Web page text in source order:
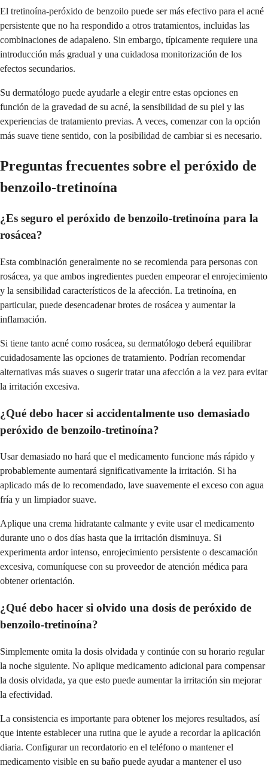
El tretinoína-peróxido de benzoilo puede ser más efectivo para el acné
persistente que no ha respondido a otros tratamientos, incluidas las
combinaciones de adapaleno. Sin embargo, típicamente requiere una
introducción más gradual y una cuidadosa monitorización de los
efectos secundarios.
Su dermatólogo puede ayudarle a elegir entre estas opciones en
función de la gravedad de su acné, la sensibilidad de su piel y las
experiencias de tratamiento previas. A veces, comenzar con la opción
más suave tiene sentido, con la posibilidad de cambiar si es necesario.
Preguntas frecuentes sobre el peróxido de
benzoilo-tretinoína
¿Es seguro el peróxido de benzoilo-tretinoína para la
rosácea?
Esta combinación generalmente no se recomienda para personas con
rosácea, ya que ambos ingredientes pueden empeorar el enrojecimiento
y la sensibilidad característicos de la afección. La tretinoína, en
particular, puede desencadenar brotes de rosácea y aumentar la
inflamación.
Si tiene tanto acné como rosácea, su dermatólogo deberá equilibrar
cuidadosamente las opciones de tratamiento. Podrían recomendar
alternativas más suaves o sugerir tratar una afección a la vez para evitar
la irritación excesiva.
¿Qué debo hacer si accidentalmente uso demasiado
peróxido de benzoilo-tretinoína?
Usar demasiado no hará que el medicamento funcione más rápido y
probablemente aumentará significativamente la irritación. Si ha
aplicado más de lo recomendado, lave suavemente el exceso con agua
fría y un limpiador suave.
Aplique una crema hidratante calmante y evite usar el medicamento
durante uno o dos días hasta que la irritación disminuya. Si
experimenta ardor intenso, enrojecimiento persistente o descamación
excesiva, comuníquese con su proveedor de atención médica para
obtener orientación.
¿Qué debo hacer si olvido una dosis de peróxido de
benzoilo-tretinoína?
Simplemente omita la dosis olvidada y continúe con su horario regular
la noche siguiente. No aplique medicamento adicional para compensar
la dosis olvidada, ya que esto puede aumentar la irritación sin mejorar
la efectividad.
La consistencia es importante para obtener los mejores resultados, así
que intente establecer una rutina que le ayude a recordar la aplicación
diaria. Configurar un recordatorio en el teléfono o mantener el
medicamento visible en su baño puede ayudar a mantener el uso